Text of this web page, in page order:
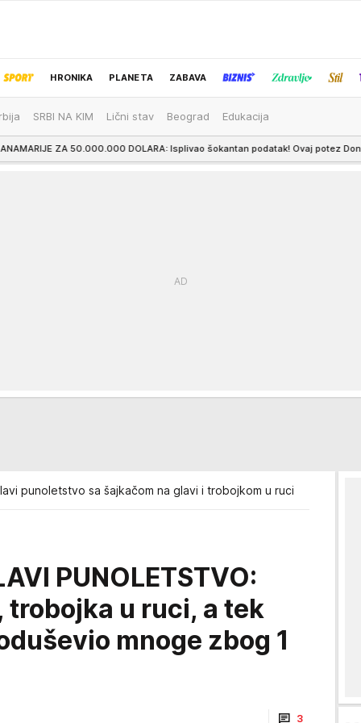
HRONIKA PLANETA ZABAVA
IZBOR UREDNIKA
SRBI NA KIM Lični stav Beograd Edukacija
DOLARA: Isplivao šokantan podatak! Ovaj potez Dončićeve bivše verenice
punoletstvo sa šajkačom na glavi i trobojkom u ruci
PUNOLETSTVO:
trobojka u ruci, a tek
mnoge zbog 1
3